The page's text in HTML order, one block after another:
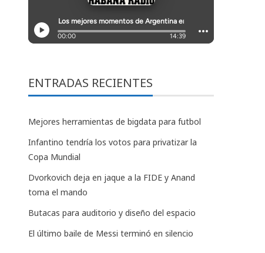
ENTRADAS RECIENTES
Mejores herramientas de bigdata para futbol
Infantino tendría los votos para privatizar la
Copa Mundial
Dvorkovich deja en jaque a la FIDE y Anand
toma el mando
Butacas para auditorio y diseño del espacio
El último baile de Messi terminó en silencio